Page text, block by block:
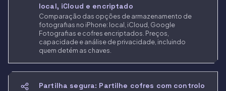
local, iCloud e encriptado
Comparação das opções de armazenamento de
fotografias no iPhone: local, iCloud, Google
Fotografias e cofres encriptados. Preços,
capacidade e análise de privacidade, incluindo
quem detém as chaves.
Partilha segura: Partilhe cofres com controlo